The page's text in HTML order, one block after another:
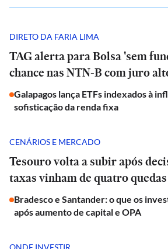
DIRETO DA FARIA LIMA
TAG alerta para Bolsa 'sem
chance nas NTN-B com juro
Galapagos lança ETFs indexados à
sofisticação da renda fixa
CENÁRIOS E MERCADO
Tesouro volta a subir após
taxas vinham de quatro
Bradesco e Santander: o que os
após aumento de capital e OPA
ONDE INVESTIR